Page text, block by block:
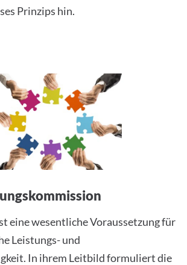
Prinzips hin.
eine wesentliche Voraussetzung für
Leistungs- und
In ihrem Leitbild formuliert die